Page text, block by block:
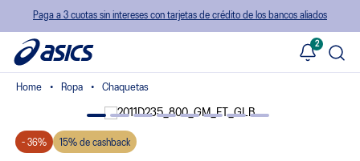
Paga a 3 cuotas sin intereses con tarjetas de crédito de los bancos aliados
2
Ropa Chaquetas
- 36% 15% de cashback